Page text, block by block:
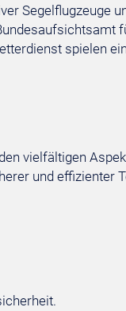
Segelflugzeuge
spielen
vielfältigen
und effizienter